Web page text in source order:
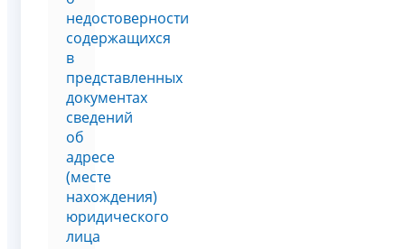
недостоверности
содержащихся
в
представленных
документах
сведений
об
адресе
(месте
нахождения)
юридического
лица